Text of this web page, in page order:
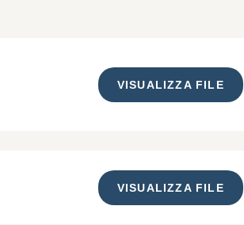
VISUALIZZA FILE
VISUALIZZA FILE